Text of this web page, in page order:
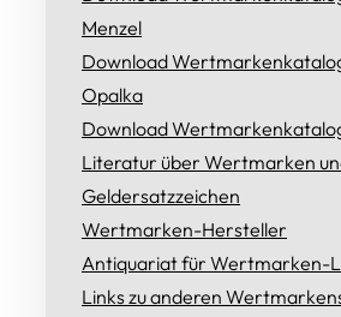
Menzel
Download
Opalka
Download
Literatur über Wertmarken
Geldersatzzeichen
Wertmarken-Hersteller
Antiquariat für Wertmarken-
Links zu anderen